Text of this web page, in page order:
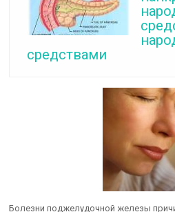
средствами
Болезни поджелудочной железы